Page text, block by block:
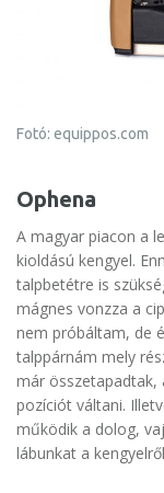
Fotó: equippos.com
Ophena
A magyar piacon a
kioldású kengyel.
talpbetétre is
mágnes vonzza a
nem próbáltam, de
talppárnám mely
már
pozíciót váltani.
működik a dolog,
lábunkat a